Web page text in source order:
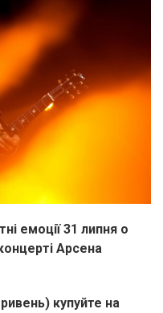
емоції31 липня о
Арсена
купуйте на